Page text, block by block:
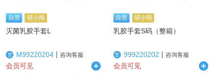
自营 研小雨
灭菌乳胶手套L
货 M99220204 咨询客服
会员可见
自营 研小雨
乳胶手套S码（整箱）
货 999220202 咨询客服
会员可见